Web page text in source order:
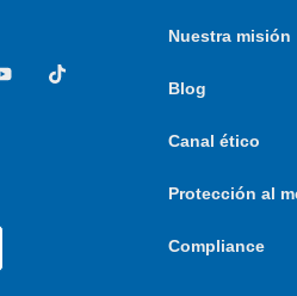
Nuestra misión
Blog
Canal ético
Protección al
Compliance